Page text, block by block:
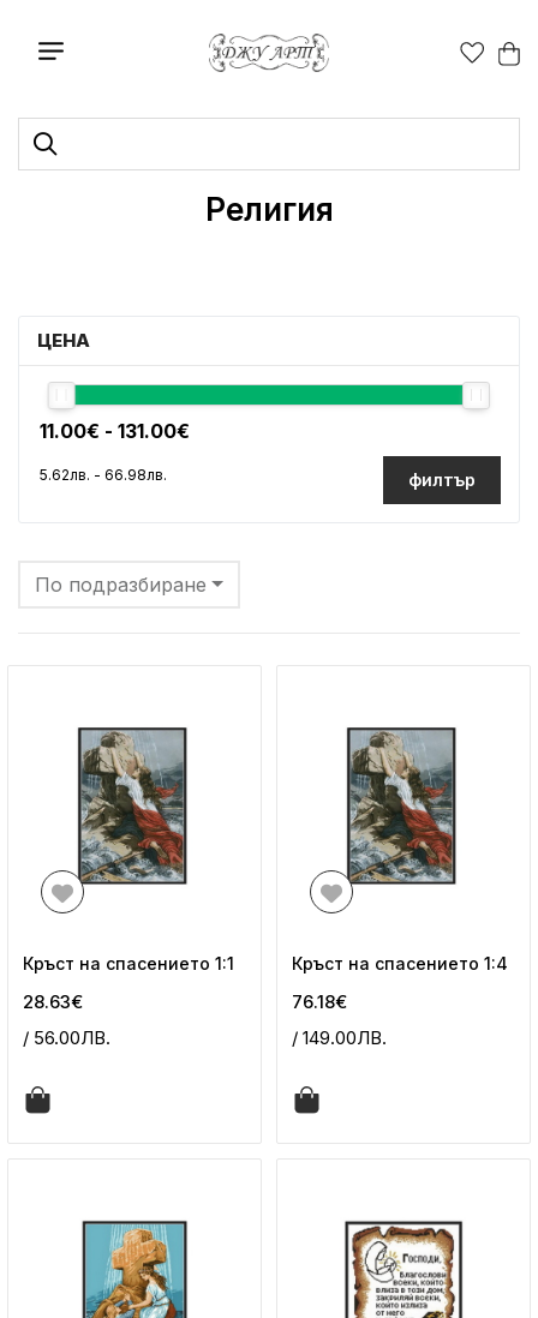
Религия
ЦЕНА
филтър
По подразбиране
Кръст на спасението 1:1
28.63€
/ 56.00ЛВ.
Кръст на спасението 1:4
76.18€
/ 149.00ЛВ.